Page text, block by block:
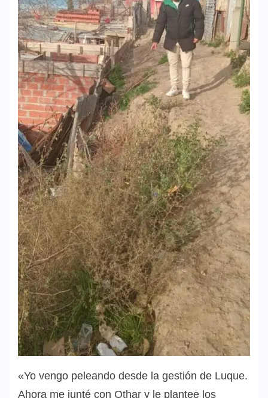
«Yo vengo peleando desde la gestión de Luque.
Ahora me junté con Othar y le plantee los